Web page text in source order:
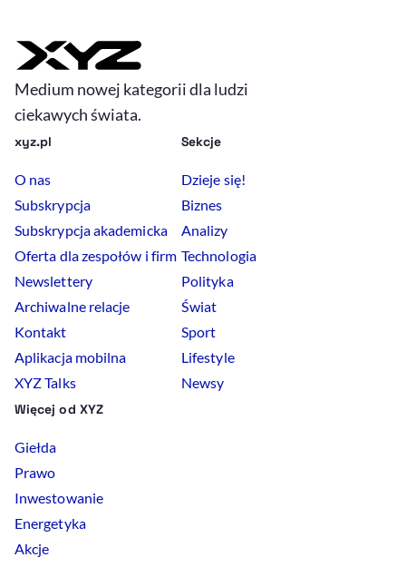
Medium nowej kategorii dla ludzi
ciekawych świata.
xyz.pl
O nas
Subskrypcja
Subskrypcja akademicka
Oferta dla zespołów i firm
Newslettery
Archiwalne relacje
Kontakt
Aplikacja mobilna
XYZ Talks
Sekcje
Dzieje się!
Biznes
Analizy
Technologia
Polityka
Świat
Sport
Lifestyle
Newsy
Więcej od XYZ
Giełda
Prawo
Inwestowanie
Energetyka
Akcje